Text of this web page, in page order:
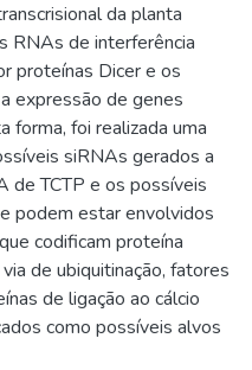
da planta
RNAs de interferência
proteínas Dicer e os
expressão de genes
forma, foi realizada uma
siRNAs gerados a
de TCTP e os possíveis
podem estar envolvidos
codificam proteína
de ubiquitinação, fatores
de ligação ao cálcio
como possíveis alvos